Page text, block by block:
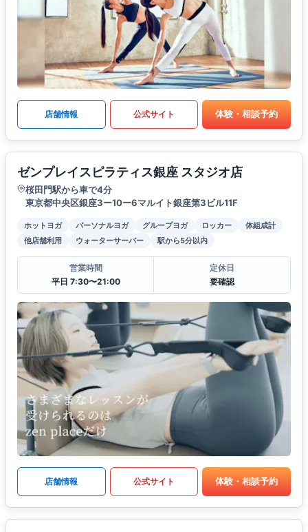
店舗情報 公式サイト 体験・相談予約
ゼンプレイスピラティス銀座 スタジオ店
桜田門駅から車で4分
東京都中央区銀座3ー10ー6マルイト銀座第3ビル11F
ホットヨガ パーソナルヨガ グループヨガ ロッカー
体組成計
他店舗利用
ウォーターサーバー 駅から5分以内
営業時間
平日 7:30〜21:00
定休日
要確認
店舗情報 公式サイト 体験・相談予約